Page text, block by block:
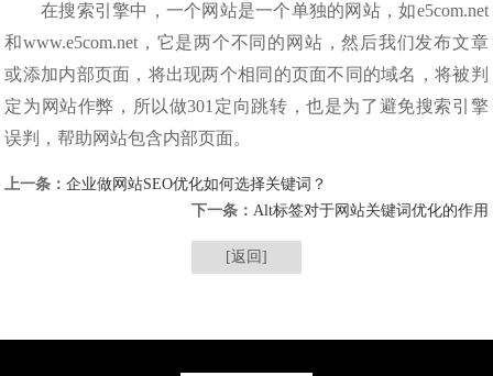
在搜索引擎中，一个网站是一个单独的网站，如e5com.net
和www.e5com.net，它是两个不同的网站，然后我们发布文章
或添加内部页面，将出现两个相同的页面不同的域名，将被判
定为网站作弊，所以做301定向跳转，也是为了避免搜索引擎
误判，帮助网站包含内部页面。
上一条：企业做网站SEO优化如何选择关键词？
下一条： Alt标签对于网站关键词优化的作用
[返回]